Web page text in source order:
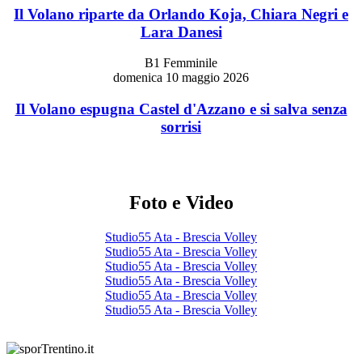
Il Volano riparte da Orlando Koja, Chiara Negri e
Lara Danesi
B1 Femminile
domenica 10 maggio 2026
Il Volano espugna Castel d'Azzano e si salva senza
sorrisi
Foto e Video
Studio55 Ata - Brescia Volley
Studio55 Ata - Brescia Volley
Studio55 Ata - Brescia Volley
Studio55 Ata - Brescia Volley
Studio55 Ata - Brescia Volley
Studio55 Ata - Brescia Volley